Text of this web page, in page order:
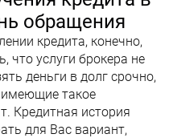
обращения
кредита, конечно,
что услуги брокера не
деньги в долг срочно,
такое
Кредитная история
для Вас вариант,